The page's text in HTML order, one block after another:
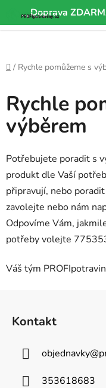
Doprava
Přejít
Domů
/ Rychle pomůžeme s
Rychle
výběrem
Potřebujete poradit s
produkt dle Vaší
připravují, nebo
zavolejte nebo nám
Odpovíme Vám,
potřeby volejte
Váš tým
Kontakt
objednavky@
353618683